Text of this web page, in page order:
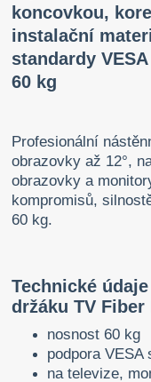
koncovkou,
instalační
standardy
60 kg
Profesionální
obrazovky až 12°,
obrazovky a
kompromisů,
60 kg.
Technické
držáku TV Fiber
nosnost 60 kg
podpora VESA
na televize,